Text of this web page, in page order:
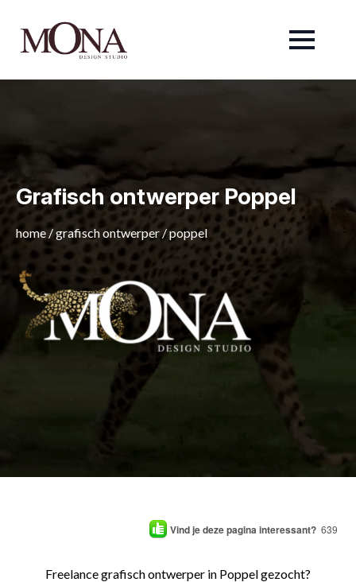
Grafisch ontwerper Poppel
home/grafisch ontwerper/poppel
Vind je deze pagina interessant? 639
Freelance grafisch ontwerper in Poppel gezocht?